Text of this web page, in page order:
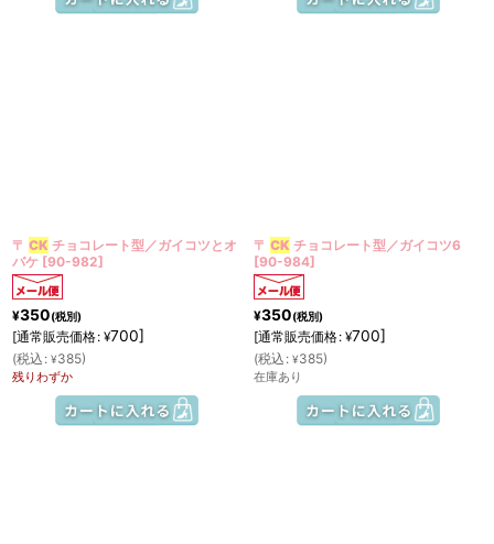
〒 CK チョコレート型／ガイコツとオ
バケ [90-982]
¥350(税別)
[通常販売価格: ¥700]
(税込 : ¥385)
残りわずか
〒 CK チョコレート型／ガイコツ6
[90-984]
¥350(税別)
[通常販売価格: ¥700]
(税込 : ¥385)
在庫あり